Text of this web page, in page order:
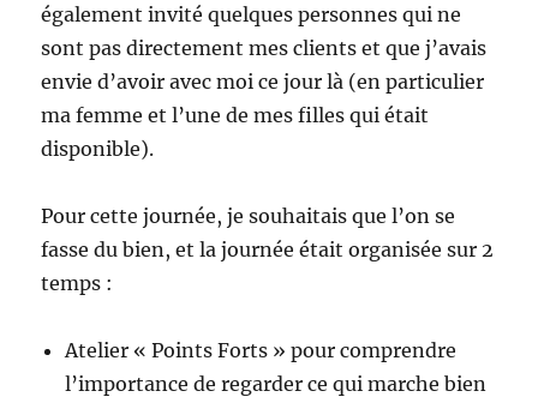
également invité quelques personnes qui ne
sont pas directement mes clients et que j’avais
envie d’avoir avec moi ce jour là (en particulier
ma femme et l’une de mes filles qui était
disponible).
Pour cette journée, je souhaitais que l’on se
fasse du bien, et la journée était organisée sur 2
temps :
Atelier « Points Forts » pour comprendre
l’importance de regarder ce qui marche bien